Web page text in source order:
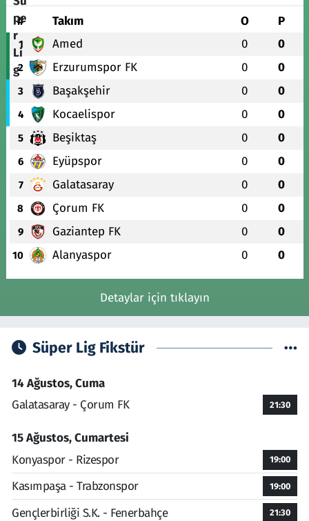
# Takım O P
1 Amed 0 0
2 Erzurumspor FK 0 0
3 Başakşehir 0 0
4 Kocaelispor 0 0
5 Beşiktaş 0 0
6 Eyüpspor 0 0
7 Galatasaray 0 0
8 Çorum FK 0 0
9 Gaziantep FK 0 0
10 Alanyaspor 0 0
Detaylar için tıklayın
Süper Lig Fikstür
14 Ağustos, Cuma
Galatasaray - Çorum FK
21:30
15 Ağustos, Cumartesi
Konyaspor - Rizespor
19:00
Kasımpaşa - Trabzonspor 19:00
Gençlerbirliği S.K. - Fenerbahçe 21:30